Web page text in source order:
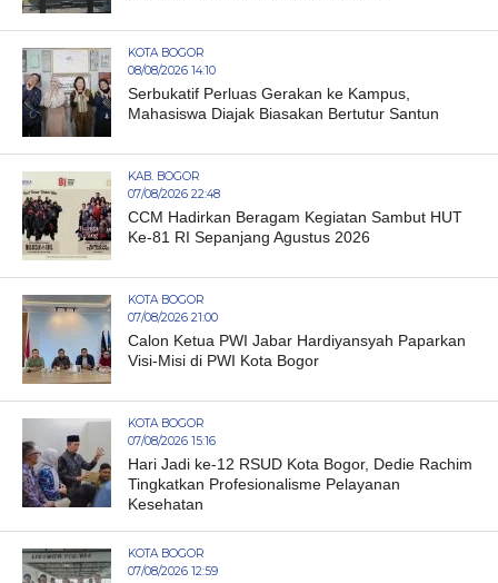
KOTA BOGOR
08/08/2026 14:10
Serbukatif Perluas Gerakan ke Kampus,
Mahasiswa Diajak Biasakan Bertutur Santun
KAB. BOGOR
07/08/2026 22:48
CCM Hadirkan Beragam Kegiatan Sambut HUT
Ke-81 RI Sepanjang Agustus 2026
KOTA BOGOR
07/08/2026 21:00
Calon Ketua PWI Jabar Hardiyansyah Paparkan
Visi-Misi di PWI Kota Bogor
KOTA BOGOR
07/08/2026 15:16
Hari Jadi ke-12 RSUD Kota Bogor, Dedie Rachim
Tingkatkan Profesionalisme Pelayanan
Kesehatan
KOTA BOGOR
07/08/2026 12:59